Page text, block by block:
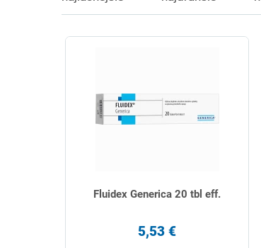
Fluidex Generica 20 tbl eff.
5,53 €